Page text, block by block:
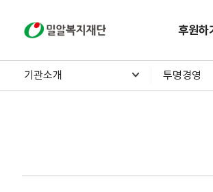
밀알복지재단 후원하
기관소개 투명경영